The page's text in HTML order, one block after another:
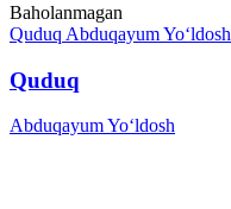
Baholanmagan
Quduq Abduqayum Yo‘ldosh
Quduq
Abduqayum Yo‘ldosh